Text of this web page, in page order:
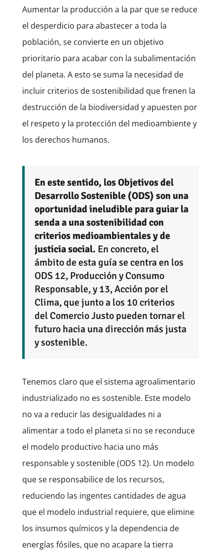
Aumentar la producción a la par que se reduce
el desperdicio para abastecer a toda la
población, se convierte en un objetivo
prioritario para acabar con la subalimentación
del planeta. A esto se suma la necesidad de
incluir criterios de sostenibilidad que frenen la
destrucción de la biodiversidad y apuesten por
el respeto y la protección del medioambiente y
los derechos humanos.
En este sentido, los Objetivos del
Desarrollo Sostenible (ODS) son una
oportunidad ineludible para guiar la
senda a una sostenibilidad con
criterios medioambientales y de
justicia social. En concreto, el
ámbito de esta guía se centra en los
ODS 12, Producción y Consumo
Responsable, y 13, Acción por el
Clima, que junto a los 10 criterios
del Comercio Justo pueden tornar el
futuro hacia una dirección más justa
y sostenible.
Tenemos claro que el sistema agroalimentario
industrializado no es sostenible. Este modelo
no va a reducir las desigualdades ni a
alimentar a todo el planeta si no se reconduce
el modelo productivo hacia uno más
responsable y sostenible (ODS 12). Un modelo
que se responsabilice de los recursos,
reduciendo las ingentes cantidades de agua
que el modelo industrial requiere, que elimine
los insumos químicos y la dependencia de
energías fósiles, que no acapare la tierra